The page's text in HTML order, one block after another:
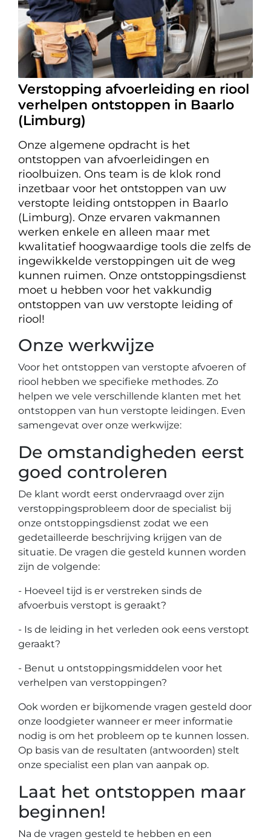
Verstopping afvoerleiding en riool
verhelpen ontstoppen in Baarlo
(Limburg)
Onze algemene opdracht is het
ontstoppen van afvoerleidingen en
rioolbuizen. Ons team is de klok rond
inzetbaar voor het ontstoppen van uw
verstopte leiding ontstoppen in Baarlo
(Limburg). Onze ervaren vakmannen
werken enkele en alleen maar met
kwalitatief hoogwaardige tools die zelfs de
ingewikkelde verstoppingen uit de weg
kunnen ruimen. Onze ontstoppingsdienst
moet u hebben voor het vakkundig
ontstoppen van uw verstopte leiding of
riool!
Onze werkwijze
Voor het ontstoppen van verstopte afvoeren of
riool hebben we specifieke methodes. Zo
helpen we vele verschillende klanten met het
ontstoppen van hun verstopte leidingen. Even
samengevat over onze werkwijze:
De omstandigheden eerst
goed controleren
De klant wordt eerst ondervraagd over zijn
verstoppingsprobleem door de specialist bij
onze ontstoppingsdienst zodat we een
gedetailleerde beschrijving krijgen van de
situatie. De vragen die gesteld kunnen worden
zijn de volgende:
- Hoeveel tijd is er verstreken sinds de
afvoerbuis verstopt is geraakt?
- Is de leiding in het verleden ook eens verstopt
geraakt?
- Benut u ontstoppingsmiddelen voor het
verhelpen van verstoppingen?
Ook worden er bijkomende vragen gesteld door
onze loodgieter wanneer er meer informatie
nodig is om het probleem op te kunnen lossen.
Op basis van de resultaten (antwoorden) stelt
onze specialist een plan van aanpak op.
Laat het ontstoppen maar
beginnen!
Na de vragen gesteld te hebben en een